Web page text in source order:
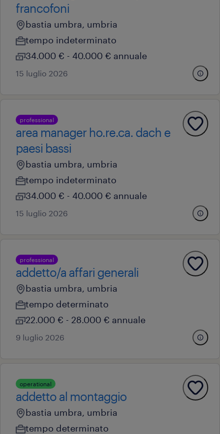
francofoni
bastia umbra, umbria
tempo indeterminato
34.000 € - 40.000 € annuale
15 luglio 2026
professional
area manager ho.re.ca. dach e
paesi bassi
bastia umbra, umbria
tempo indeterminato
34.000 € - 40.000 € annuale
15 luglio 2026
professional
addetto/a affari generali
bastia umbra, umbria
tempo determinato
22.000 € - 28.000 € annuale
9 luglio 2026
operational
addetto al montaggio
bastia umbra, umbria
tempo determinato